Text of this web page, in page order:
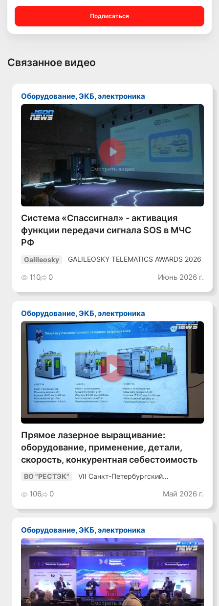
Подписаться
Связанное видео
Оборудование, ЭКБ, электроника
Смотреть видео
Система «Спассигнал» - активация
функции передачи сигнала SOS в МЧС
РФ
Galileosky GALILEOSKY TELEMATICS AWARDS 2026
110 0 Июнь 2026 г.
Оборудование, ЭКБ, электроника
Смотреть видео
Прямое лазерное выращивание:
оборудование, применение, детали,
скорость, конкурентная себестоимость
ВО "РЕСТЭК"
VII Санкт-Петербургский
106 0 Май 2026 г.
Оборудование, ЭКБ, электроника
Смотреть видео